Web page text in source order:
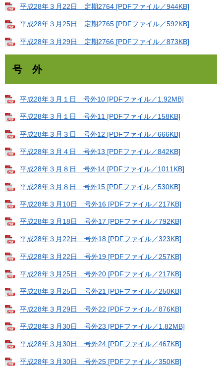
平成28年３月22日 定期2764 [PDFファイル／944KB]
平成28年３月25日 定期2765 [PDFファイル／592KB]
平成28年３月29日 定期2766 [PDFファイル／873KB]
号 外
平成28年３月１日 号外10 [PDFファイル／1.92MB]
平成28年３月１日 号外11 [PDFファイル／158KB]
平成28年３月３日 号外12 [PDFファイル／666KB]
平成28年３月４日 号外13 [PDFファイル／842KB]
平成28年３月８日 号外14 [PDFファイル／1011KB]
平成28年３月８日 号外15 [PDFファイル／530KB]
平成28年３月10日 号外16 [PDFファイル／217KB]
平成28年３月18日 号外17 [PDFファイル／792KB]
平成28年３月22日 号外18 [PDFファイル／323KB]
平成28年３月22日 号外19 [PDFファイル／257KB]
平成28年３月25日 号外20 [PDFファイル／217KB]
平成28年３月25日 号外21 [PDFファイル／250KB]
平成28年３月29日 号外22 [PDFファイル／876KB]
平成28年３月30日 号外23 [PDFファイル／1.82MB]
平成28年３月30日 号外24 [PDFファイル／467KB]
平成28年３月30日 号外25 [PDFファイル／350KB]